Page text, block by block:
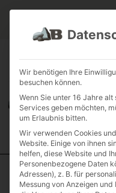
Start Eichenbalken /
Wir benötigen Ihre
besuchen können.
Wenn Sie unter 16 Jahre
Services geben möchten,
um Erlaubnis bitten.
Wir verwenden Cookies
Website. Einige von ihnen
helfen, diese Website und
Personenbezogene Daten
Adressen), z. B. für
Messung von Anzeigen und